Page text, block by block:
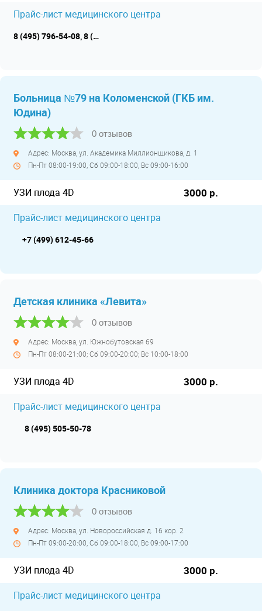
Прайс-лист медицинского центра
8 (495) 796-54-08, 8 (495) 229-29-90, 8 (495) 164-96-24
Больница №79 на Коломенской (ГКБ им.
Юдина)
0 отзывов
Адрес: Москва, ул. Академика Миллионщикова, д. 1
Пн-Пт 08:00-19:00, Сб 09:00-18:00, Вс 09:00-16:00
УЗИ плода 4D 3000 р.
Прайс-лист медицинского центра
+7 (499) 612-45-66
Детская клиника «Левита»
0 отзывов
Адрес: Москва, ул. Южнобутовская 69
Пн-Пт 08:00-21:00; Сб 09:00-20:00; Вс 10:00-18:00
УЗИ плода 4D 3000 р.
Прайс-лист медицинского центра
8 (495) 505-50-78
Клиника доктора Красниковой
0 отзывов
Адрес: Москва, ул. Новороссийская д. 16 кор. 2
Пн-Пт 09:00-20:00, Сб 09:00-18:00, Вс 09:00-17:00
УЗИ плода 4D 3000 р.
Прайс-лист медицинского центра